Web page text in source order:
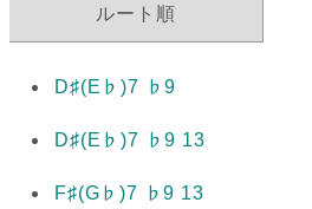
ルート順
D♯(E♭)7 ♭9
D♯(E♭)7 ♭9 13
F♯(G♭)7 ♭9 13